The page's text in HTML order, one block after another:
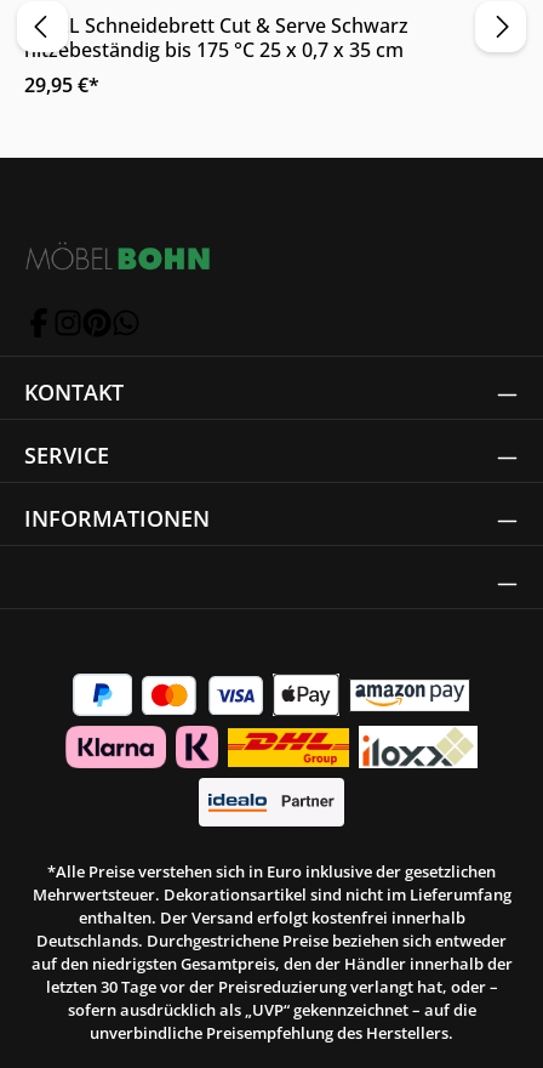
WOLL Schneidebrett Cut & Serve Schwarz
hitzebeständig bis 175 °C 25 x 0,7 x 35 cm
29,95 €*
KONTAKT
SERVICE
INFORMATIONEN
*Alle Preise verstehen sich in Euro inklusive der gesetzlichen
Mehrwertsteuer. Dekorationsartikel sind nicht im Lieferumfang
enthalten. Der Versand erfolgt kostenfrei innerhalb
Deutschlands. Durchgestrichene Preise beziehen sich entweder
auf den niedrigsten Gesamtpreis, den der Händler innerhalb der
letzten 30 Tage vor der Preisreduzierung verlangt hat, oder –
sofern ausdrücklich als „UVP“ gekennzeichnet – auf die
unverbindliche Preisempfehlung des Herstellers.